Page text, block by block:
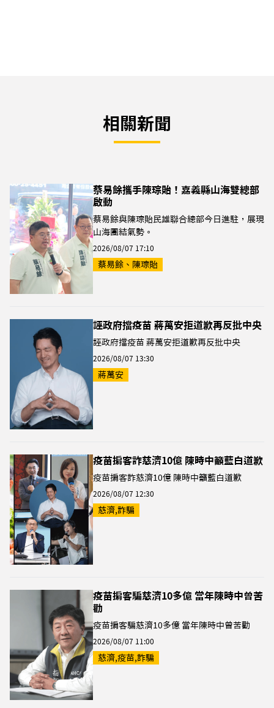
相關新聞
蔡易餘攜手陳琮貽！嘉義縣山海雙總部
啟動
蔡易餘與陳琮貽民雄聯合總部今日進駐，展現
山海團結氣勢。
2026/08/07 17:10
蔡易餘、陳琮貽
誣政府擋疫苗 蔣萬安拒道歉再反批中央
誣政府擋疫苗 蔣萬安拒道歉再反批中央
2026/08/07 13:30
蔣萬安
疫苗掮客詐慈濟10億 陳時中籲藍白道歉
疫苗掮客詐慈濟10億 陳時中籲藍白道歉
2026/08/07 12:30
慈濟,詐騙
疫苗掮客騙慈濟10多億 當年陳時中曾苦
勸
疫苗掮客騙慈濟10多億 當年陳時中曾苦勸
2026/08/07 11:00
慈濟,疫苗,詐騙